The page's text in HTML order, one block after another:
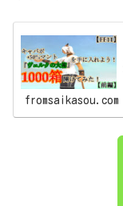
fromsaikasou.com